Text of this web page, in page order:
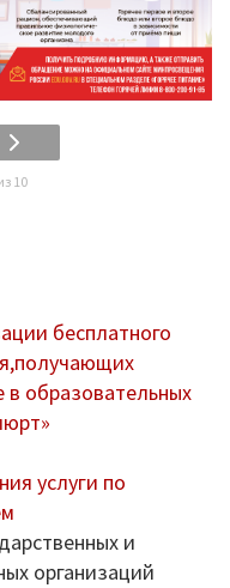
10
бесплатного
образовательных
услуги по
и
организаций